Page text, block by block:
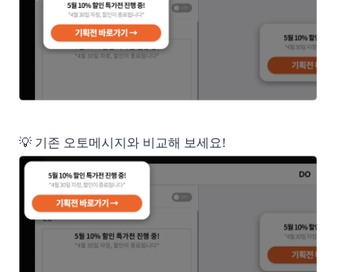
💡 기존 오토메시지와 비교해 보세요!